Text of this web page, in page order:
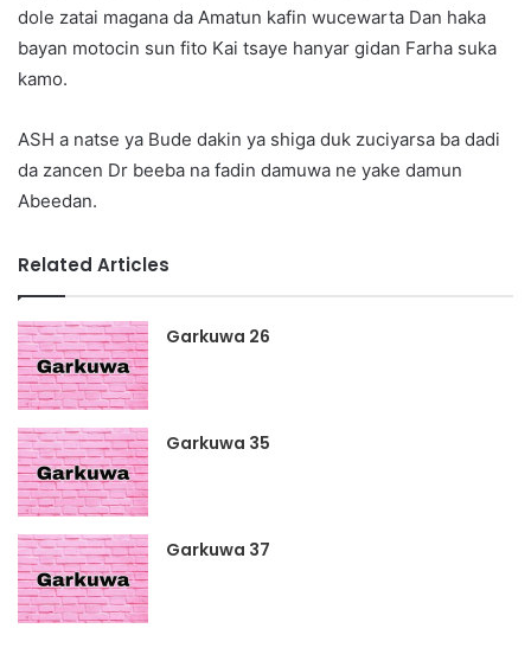
dole zatai magana da Amatun kafin wucewarta Dan haka
bayan motocin sun fito Kai tsaye hanyar gidan Farha suka
kamo.
ASH a natse ya Bude dakin ya shiga duk zuciyarsa ba dadi
da zancen Dr beeba na fadin damuwa ne yake damun
Abeedan.
Related Articles
Garkuwa 26
Garkuwa 35
Garkuwa 37